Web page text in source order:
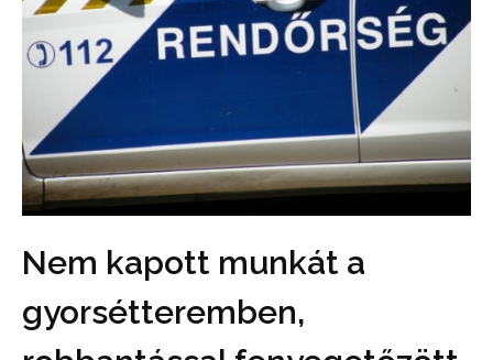
Nem kapott munkát a
gyorsétteremben,